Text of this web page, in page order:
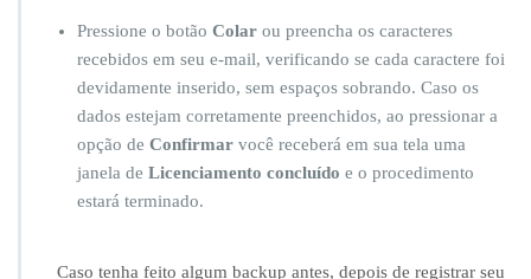
Pressione o botão Colar ou preencha os caracteres
recebidos em seu e-mail, verificando se cada caractere foi
devidamente inserido, sem espaços sobrando. Caso os
dados estejam corretamente preenchidos, ao pressionar a
opção de Confirmar você receberá em sua tela uma
janela de Licenciamento concluído e o procedimento
estará terminado.
Caso tenha feito algum backup antes, depois de registrar seu